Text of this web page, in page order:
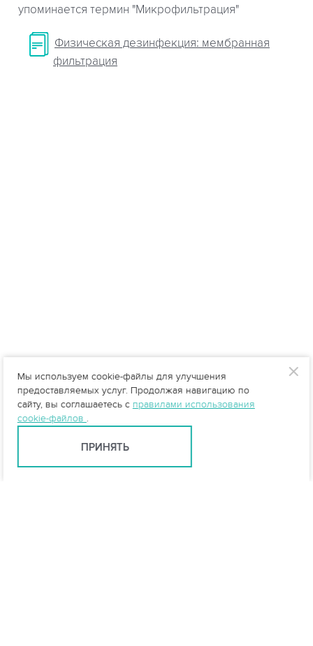
упоминается термин "Микрофильтрация"
Физическая дезинфекция: мембранная
фильтрация
Мы используем cookie-файлы для улучшения
предоставляемых услуг. Продолжая навигацию по
сайту, вы соглашаетесь с правилами использования
cookie-файлов .
ПРИНЯТЬ